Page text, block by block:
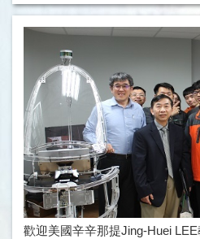
歡迎美國辛辛那提Jing-Huei